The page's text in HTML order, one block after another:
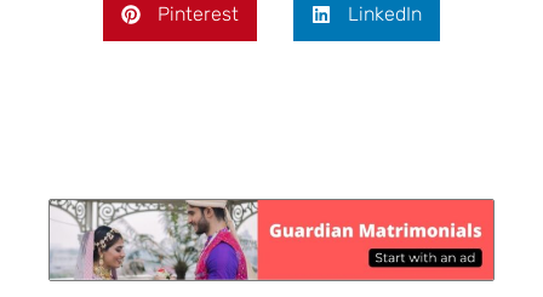
Pinterest LinkedIn